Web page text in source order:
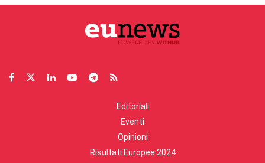
Editoriali
Eventi
Opinioni
Risultati Europee 2024